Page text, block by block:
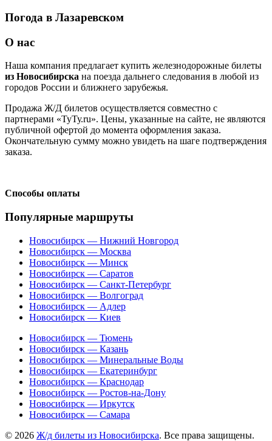
Погода в Лазаревском
О нас
Наша компания предлагает купить железнодорожные билеты
из Новосибирска на поезда дальнего следования в любой из
городов России и ближнего зарубежья.
Продажа Ж/Д билетов осуществляется совместно с
партнерами «ТуТу.ru». Цены, указанные на сайте, не являются
публичной офертой до момента оформления заказа.
Окончательную сумму можно увидеть на шаге подтверждения
заказа.
Способы оплаты
Популярные маршруты
Новосибирск — Нижний Новгород
Новосибирск — Москва
Новосибирск — Минск
Новосибирск — Саратов
Новосибирск — Санкт-Петербург
Новосибирск — Волгоград
Новосибирск — Адлер
Новосибирск — Киев
Новосибирск — Тюмень
Новосибирск — Казань
Новосибирск — Минеральные Воды
Новосибирск — Екатеринбург
Новосибирск — Краснодар
Новосибирск — Ростов-на-Дону
Новосибирск — Иркутск
Новосибирск — Самара
© 2026 Ж/д билеты из Новосибирска. Все права защищены.